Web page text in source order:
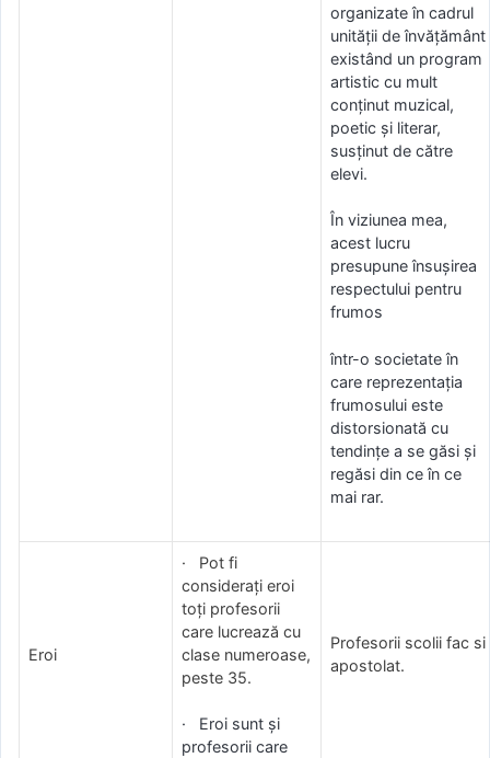
organizate în cadrul
unității de învățământ
existând un program
artistic cu mult
conținut muzical,
poetic și literar,
susținut de către
elevi.
În viziunea mea,
acest lucru
presupune însușirea
respectului pentru
frumos
într-o societate în
care reprezentația
frumosului este
distorsionată cu
tendințe a se găsi și
regăsi din ce în ce
mai rar.
Eroi
· Pot fi
considerați eroi
toți profesorii
care lucrează cu
clase numeroase,
peste 35.
· Eroi sunt și
profesorii care
Profesorii scolii fac si
apostolat.